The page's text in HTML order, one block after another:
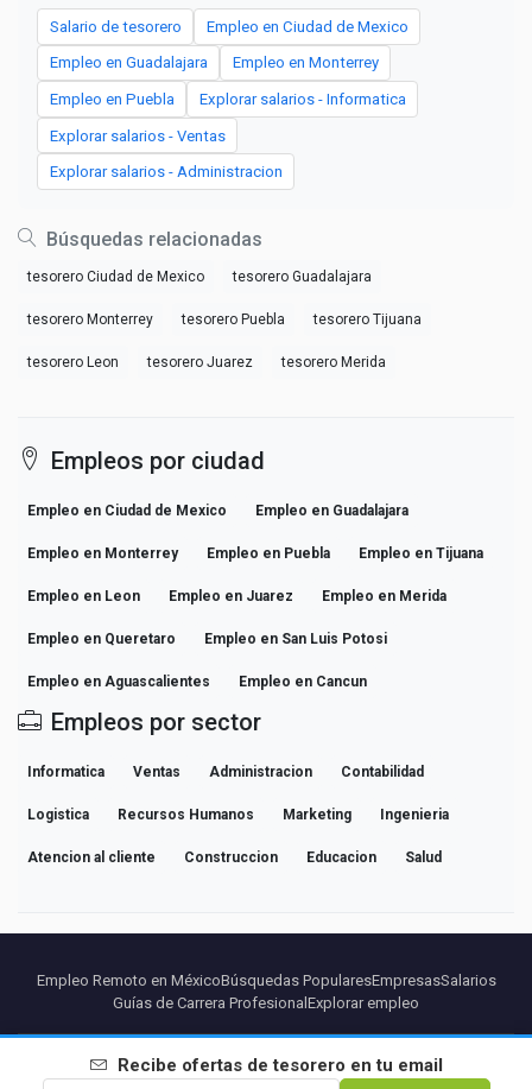
Salario de tesorero Empleo en Ciudad de Mexico
Empleo en Guadalajara Empleo en Monterrey
Empleo en Puebla Explorar salarios - Informatica
Explorar salarios - Ventas
Explorar salarios - Administracion
Búsquedas relacionadas
tesorero Ciudad de Mexico tesorero Guadalajara
tesorero Monterrey tesorero Puebla tesorero Tijuana
tesorero Leon tesorero Juarez tesorero Merida
Empleos por ciudad
Empleo en Ciudad de Mexico Empleo en Guadalajara
Empleo en Monterrey Empleo en Puebla Empleo en Tijuana
Empleo en Leon Empleo en Juarez Empleo en Merida
Empleo en Queretaro Empleo en San Luis Potosi
Empleo en Aguascalientes Empleo en Cancun
Empleos por sector
Informatica Ventas Administracion Contabilidad
Logistica Recursos Humanos Marketing Ingenieria
Atencion al cliente Construccion Educacion Salud
Recibe ofertas detesorero en tu email
Empleo Remoto en MéxicoBúsquedas PopularesEmpresasSalarios
Guías de Carrera Profesional Explorar empleo
PartnersAviso legalPrivacidadTerminosCondiciones Premium
Cancelar PremiumSobre NosotrosContacto